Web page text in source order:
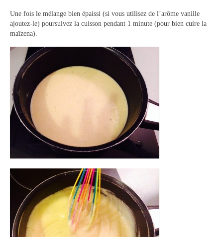
Une fois le mélange bien épaissi (si vous utilisez de l’arôme vanille
ajoutez-le) poursuivez la cuisson pendant 1 minute (pour bien cuire la
maïzena).